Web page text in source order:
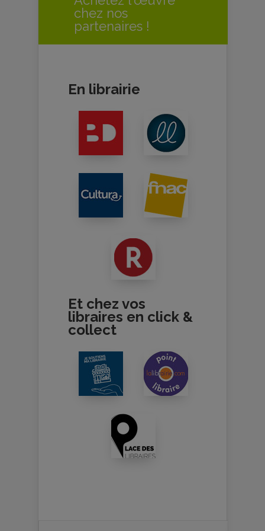
chez nos
partenaires !
En librairie
Et chez vos
libraires en click &
collect